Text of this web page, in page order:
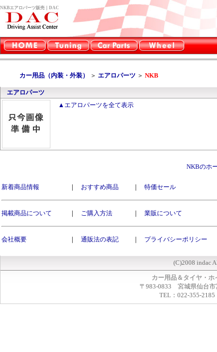
NKBエアロパーツ販売｜DAC
カー用品（内装・外装） ＞ エアロパーツ ＞ NKB
エアロパーツ
▲エアロパーツを全て表示
NKBのホ
新着商品情報 ｜ おすすめ商品 ｜ 特価セール
掲載商品について ｜ ご購入方法 ｜ 業販について
会社概要 ｜ 通販法の表記 ｜ プライバシーポリシー
(C)2008 indac
カー用品＆タイヤ・
〒983-0833 宮城県仙台市
TEL：022-355-